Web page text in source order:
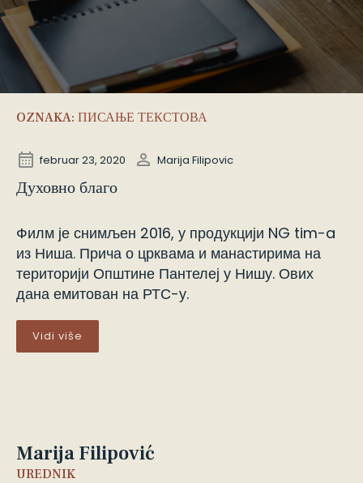
OZNAKA: ПИСАЊЕ ТЕКСТОВА
Marija Filipović
UREDNIK
februar 23, 2020 Marija Filipovic
Духовно благо
Филм је снимљен 2016, у продукцији NG tim-a
из Ниша. Прича о црквама и манастирима на
територији Општине Пантелеј у Нишу. Ових
дана емитован на РТС-у.
Vidi više